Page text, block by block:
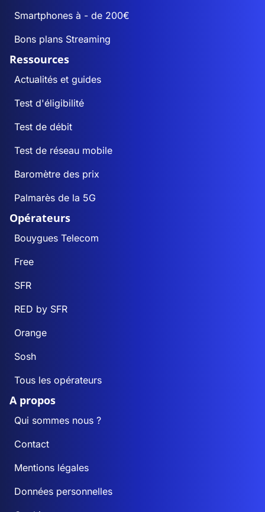
Smartphones à - de 200€
Bons plans Streaming
Ressources
Actualités et guides
Test d'éligibilité
Test de débit
Test de réseau mobile
Baromètre des prix
Palmarès de la 5G
Opérateurs
Bouygues Telecom
Free
SFR
RED by SFR
Orange
Sosh
Tous les opérateurs
A propos
Qui sommes nous ?
Contact
Mentions légales
Données personnelles